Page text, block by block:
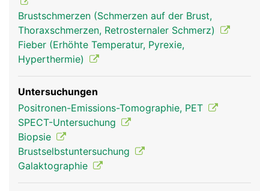
zur Versorgung mit Nährstoffen und Hormonen
und von Lymphgefässen, die das Gewebewasser
(Lymphe) zu den Lymphknoten in den
Achselhöhlen leiten.
Brustschmerzen (Schmerzen auf der Brust,
Thoraxschmerzen, Retrosternaler Schmerz)
Fieber (Erhöhte Temperatur, Pyrexie,
Hyperthermie)
Untersuchungen
Positronen-Emissions-Tomographie, PET
SPECT-Untersuchung
Biopsie
Brustselbstuntersuchung
Galaktographie